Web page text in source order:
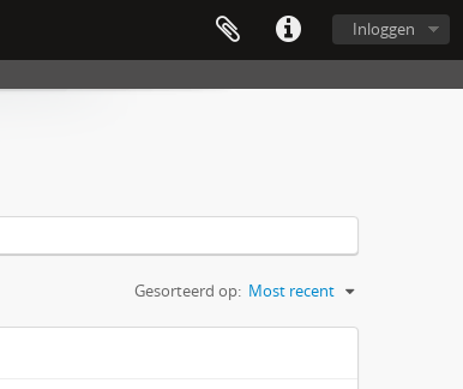
Inloggen
Gesorteerd op: Most recent